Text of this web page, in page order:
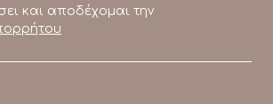
και αποδέχομαι την